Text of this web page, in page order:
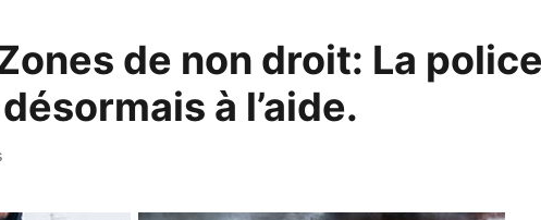
de non droit: La police
à l’aide.